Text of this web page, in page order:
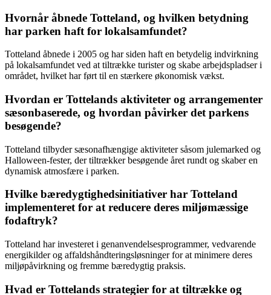
Hvornår åbnede Totteland, og hvilken betydning
har parken haft for lokalsamfundet?
Totteland åbnede i 2005 og har siden haft en betydelig indvirkning
på lokalsamfundet ved at tiltrække turister og skabe arbejdspladser i
området, hvilket har ført til en stærkere økonomisk vækst.
Hvordan er Tottelands aktiviteter og arrangementer
sæsonbaserede, og hvordan påvirker det parkens
besøgende?
Totteland tilbyder sæsonafhængige aktiviteter såsom julemarked og
Halloween-fester, der tiltrækker besøgende året rundt og skaber en
dynamisk atmosfære i parken.
Hvilke bæredygtighedsinitiativer har Totteland
implementeret for at reducere deres miljømæssige
fodaftryk?
Totteland har investeret i genanvendelsesprogrammer, vedvarende
energikilder og affaldshåndteringsløsninger for at minimere deres
miljøpåvirkning og fremme bæredygtig praksis.
Hvad er Tottelands strategier for at tiltrække og